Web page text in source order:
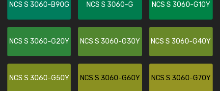
NCS S 3060-B90G NCS S 3060-G NCS S 3060-G10Y
NCS S 3060-G20Y NCS S 3060-G30Y NCS S 3060-G40Y
NCS S 3060-G50Y NCS S 3060-G60Y NCS S 3060-G70Y